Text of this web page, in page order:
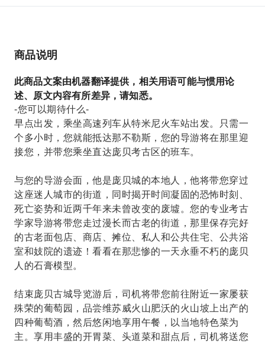
商品说明
此商品文案由机器翻译提供，相关用语可能与惯用论
述、原文内容有所差异，请知悉。
-您可以期待什么-
早点出发，乘坐高速列车从特米尼火车站出发。只需一
个多小时，您就能抵达那不勒斯，您的导游将在那里迎
接您，并带您乘坐直达庞贝考古区的班车。
与您的导游会面，他是庞贝城的本地人，他将带您穿过
这座迷人城市的街道，同时揭开时间凝固的恐怖时刻、
死亡姿势和近两千年来未曾改变的废墟。您的专业考古
学家导游将带您走过漫长而古老的街道，那里保存完好
的古老面包店、商店、摊位、私人和公共住宅、公共浴
室和妓院的遗迹！看看在那悲惨的一天永垂不朽的庞贝
人的石膏模型。
结束庞贝古城导览游后，司机将带您前往附近一家屡获
殊荣的葡萄园，品尝维苏威火山肥沃的火山坡上出产的
四种葡萄酒，然后悠闲地享用午餐，以当地特色菜为
主。享用丰盛的开胃菜、头道菜和甜点后，司机将送您